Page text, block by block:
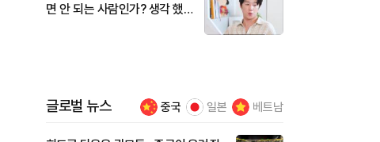
면 안 되는 사람인가? 생각 했
글로벌 뉴스 중국 일본 베트남